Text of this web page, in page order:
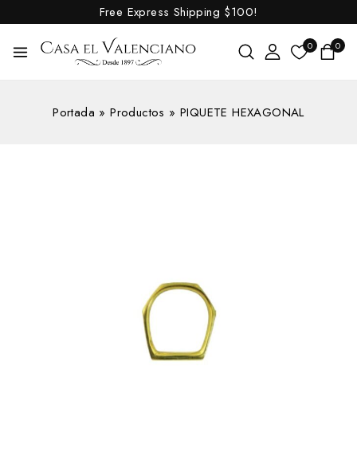
Free Express Shipping $100!
0 0
Portada »Productos » PIQUETE HEXAGONAL